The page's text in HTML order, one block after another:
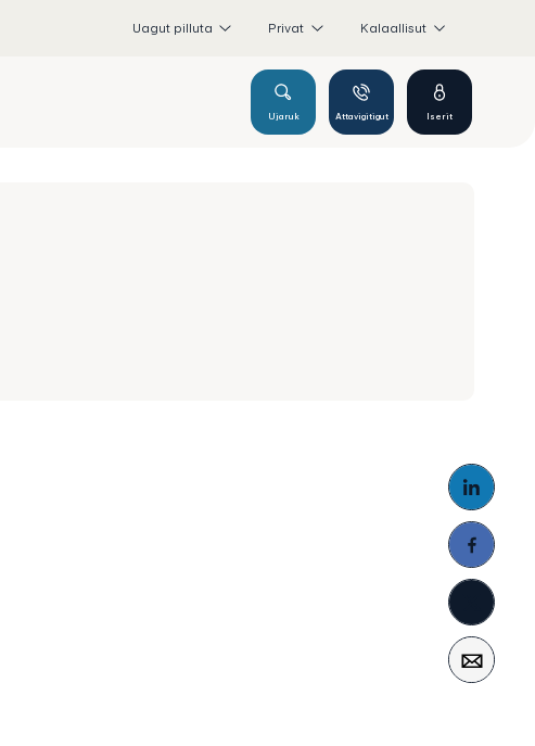
Uagut pilluta Privat Kalaallisut
Ujaruk Attavigitigut Iserit